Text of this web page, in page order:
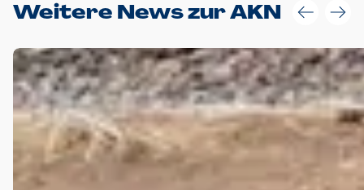
Weitere News zur AKN